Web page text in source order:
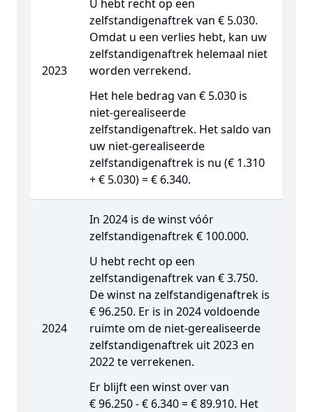
2023
U hebt recht op een
zelfstandigenaftrek van € 5.030.
Omdat u een verlies hebt, kan uw
zelfstandigenaftrek helemaal niet
worden verrekend.
Het hele bedrag van € 5.030 is
niet-gerealiseerde
zelfstandigenaftrek. Het saldo van
uw niet-gerealiseerde
zelfstandigenaftrek is nu (€ 1.310
+ € 5.030) = € 6.340.
2024
In 2024 is de winst vóór
zelfstandigenaftrek € 100.000.
U hebt recht op een
zelfstandigenaftrek van € 3.750.
De winst na zelfstandigenaftrek is
€ 96.250. Er is in 2024 voldoende
ruimte om de niet-gerealiseerde
zelfstandigenaftrek uit 2023 en
2022 te verrekenen.
Er blijft een winst over van
€ 96.250 - € 6.340 = € 89.910. Het